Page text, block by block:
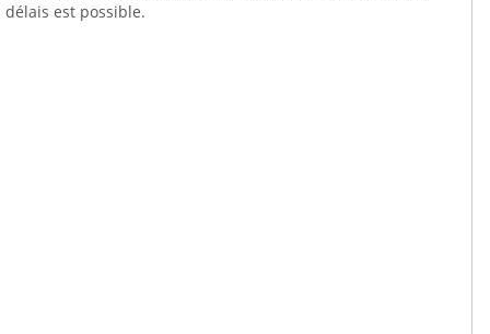
est possible.